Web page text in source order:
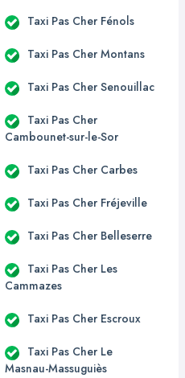
Taxi Pas Cher Fénols
Taxi Pas Cher Montans
Taxi Pas Cher Senouillac
Taxi Pas Cher
Cambounet-sur-le-Sor
Taxi Pas Cher Carbes
Taxi Pas Cher Fréjeville
Taxi Pas Cher Belleserre
Taxi Pas Cher Les
Cammazes
Taxi Pas Cher Escroux
Taxi Pas Cher Le
Masnau-Massuguiès